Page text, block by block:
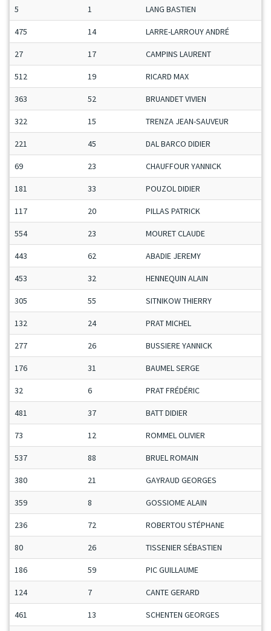
5 1 LANG BASTIEN
475 14 LARRE-LARROUY ANDRÉ
27 17 CAMPINS LAURENT
512 19 RICARD MAX
363 52 BRUANDET VIVIEN
322 15 TRENZA JEAN-SAUVEUR
221 45 DAL BARCO DIDIER
69 23 CHAUFFOUR YANNICK
181 33 POUZOL DIDIER
117 20 PILLAS PATRICK
554 23 MOURET CLAUDE
443 62 ABADIE JEREMY
453 32 HENNEQUIN ALAIN
305 55 SITNIKOW THIERRY
132 24 PRAT MICHEL
277 26 BUSSIERE YANNICK
176 31 BAUMEL SERGE
32 6 PRAT FRÉDÉRIC
481 37 BATT DIDIER
73 12 ROMMEL OLIVIER
537 88 BRUEL ROMAIN
380 21 GAYRAUD GEORGES
359 8 GOSSIOME ALAIN
236 72 ROBERTOU STÉPHANE
80 26 TISSENIER SÉBASTIEN
186 59 PIC GUILLAUME
124 7 CANTE GERARD
461 13 SCHENTEN GEORGES